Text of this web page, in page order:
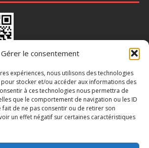
Gérer le consentement
expériences, nous utilisons des technologies
stocker et/ou accéder aux informations des
à ces technologies nous permettra de
que le comportement de navigation ou les ID
fait de ne pas consentir ou de retirer son
un effet négatif sur certaines caractéristiques